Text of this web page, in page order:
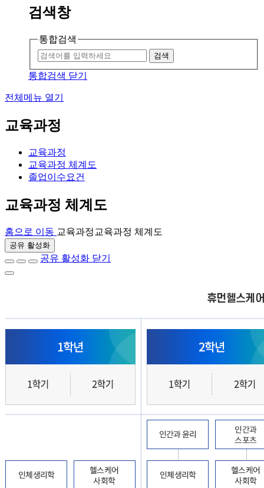
검색창
통합검색
검색
통합검색 닫기
전체메뉴 열기
교육과정
교육과정
교육과정 체계도
졸업이수요건
교육과정 체계도
홈으로 이동 교육과정 교육과정 체계도
공유 활성화
공유 활성화 닫기